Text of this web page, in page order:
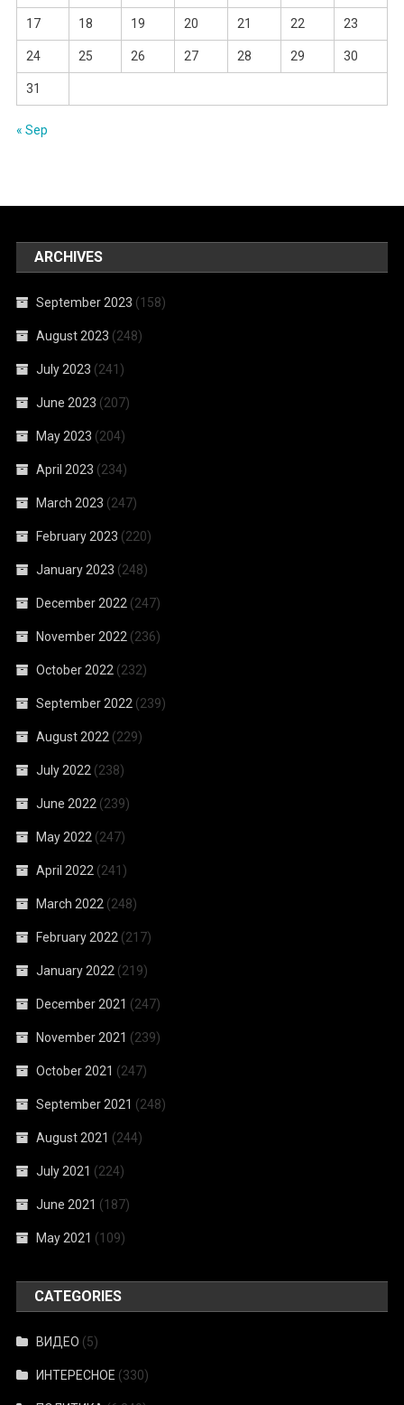
17 18 19 20 21 22 23
24 25 26 27 28 29 30
31
« Sep
ARCHIVES
September 2023 (158)
August 2023 (248)
July 2023 (241)
June 2023 (207)
May 2023 (204)
April 2023 (234)
March 2023 (247)
February 2023 (220)
January 2023 (248)
December 2022 (247)
November 2022 (236)
October 2022 (232)
September 2022 (239)
August 2022 (229)
July 2022 (238)
June 2022 (239)
May 2022 (247)
April 2022 (241)
March 2022 (248)
February 2022 (217)
January 2022 (219)
December 2021 (247)
November 2021 (239)
October 2021 (247)
September 2021 (248)
August 2021 (244)
July 2021 (224)
June 2021 (187)
May 2021 (109)
CATEGORIES
ВИДЕО (5)
ИНТЕРЕСНОЕ (330)